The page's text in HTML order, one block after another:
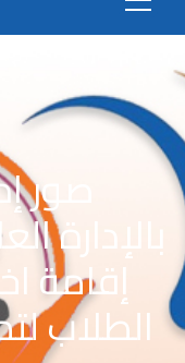
بالإدارة
إقامة
الطلاب